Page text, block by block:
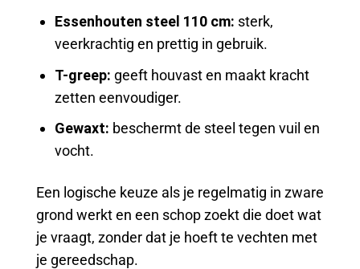
Essenhouten steel 110 cm: sterk,
veerkrachtig en prettig in gebruik.
T-greep: geeft houvast en maakt kracht
zetten eenvoudiger.
Gewaxt: beschermt de steel tegen vuil en
vocht.
Een logische keuze als je regelmatig in zware
grond werkt en een schop zoekt die doet wat
je vraagt, zonder dat je hoeft te vechten met
je gereedschap.